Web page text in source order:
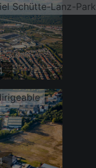
Schütte-Lanz-Park